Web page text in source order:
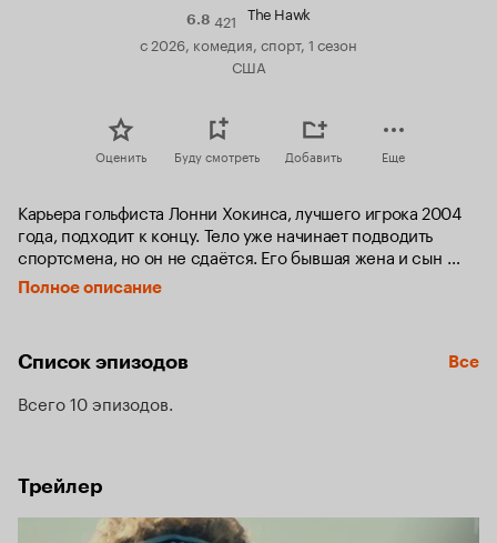
6.8Рейтинг
421 The Hawk
с 2026, комедия, спорт, 1 сезон
США
Оценить Буду смотреть Добавить Еще
Карьера гольфиста Лонни Хокинса, лучшего игрока 2004
года, подходит к концу. Тело уже начинает подводить
спортсмена, но он не сдаётся. Его бывшая жена и сын
Лэнс, восходящая звезда гольфа, считают, что время
Лонни прошло. Однако сам Хокинс стремится вписать
Полное описание
Список эпизодов Все
Всего 10 эпизодов
Трейлер